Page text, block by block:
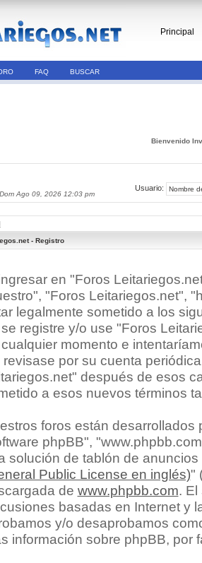
Principal
FAQ BUSCAR
Bienvenido
Ago 09, 2026 12:03 pm
Usuario:
- Registro
en "Foros
"Foros Leitariegos.net",
legalmente sometido a los
registre y/o use "Foros
momento e
revisase por su cuenta
después de esos
a esos nuevos términos
foros están
phpBB",
solución de tablón de
Public License en inglés)"
de www.phpbb.com. El
basadas en Internet y
y/o desaprobamos
información sobre phpBB, por